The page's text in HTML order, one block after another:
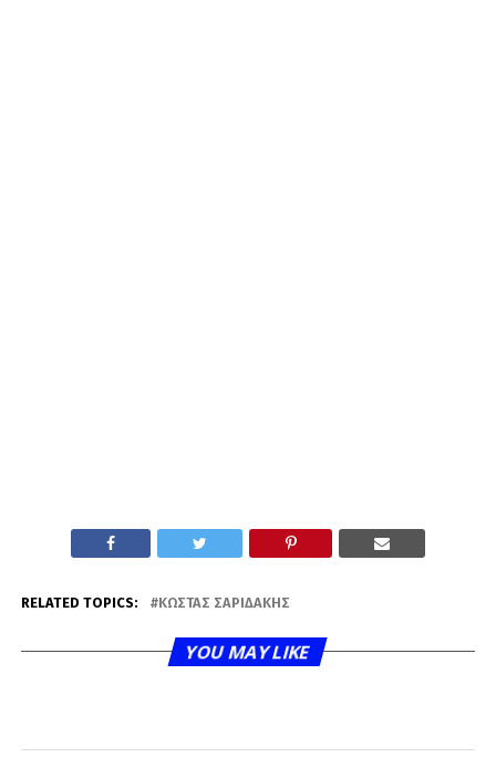
RELATED TOPICS: ΚΏΣΤΑΣ ΣΑΡΙΔΆΚΗΣ
YOU MAY LIKE